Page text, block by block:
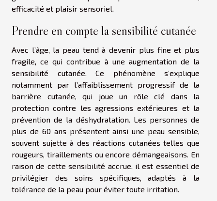
efficacité et plaisir sensoriel.
Prendre en compte la sensibilité cutanée
Avec l’âge, la peau tend à devenir plus fine et plus
fragile, ce qui contribue à une augmentation de la
sensibilité cutanée. Ce phénomène s’explique
notamment par l’affaiblissement progressif de la
barrière cutanée, qui joue un rôle clé dans la
protection contre les agressions extérieures et la
prévention de la déshydratation. Les personnes de
plus de 60 ans présentent ainsi une peau sensible,
souvent sujette à des réactions cutanées telles que
rougeurs, tiraillements ou encore démangeaisons. En
raison de cette sensibilité accrue, il est essentiel de
privilégier des soins spécifiques, adaptés à la
tolérance de la peau pour éviter toute irritation.